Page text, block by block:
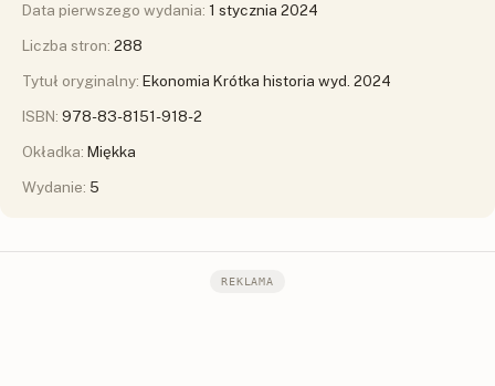
Data pierwszego wydania: 1 stycznia 2024
Liczba stron: 288
Tytuł oryginalny: Ekonomia Krótka historia wyd. 2024
ISBN: 978-83-8151-918-2
Okładka: Miękka
Wydanie: 5
REKLAMA